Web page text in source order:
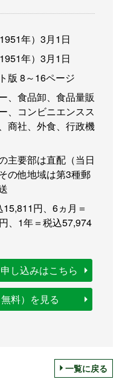
年）3月1日
年）3月1日
版 8～16ページ
、食品卸、食品量販
、コンビニエンスス
商社、外食、行政機
主要部は直配（当日
の他地域は第3種郵
円、6ヵ月＝
、1年＝税込57,974
し込みはこちら
料）を見る
一覧に戻る